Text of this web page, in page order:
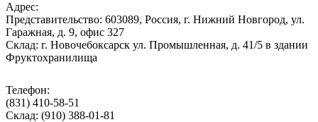
Адрес:
Представительство: 603089, Россия, г. Нижний Новгород, ул.
Гаражная, д. 9, офис 327
Склад: г. Новочебоксарск ул. Промышленная, д. 41/5 в здании
Фруктохранилища
Телефон:
(831) 410-58-51
Склад: (910) 388-01-81